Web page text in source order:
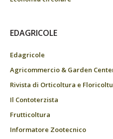
EDAGRICOLE
Edagricole
Agricommercio & Garden
Rivista di Orticoltura e
Il Contoterzista
Frutticoltura
Informatore Zootecnico